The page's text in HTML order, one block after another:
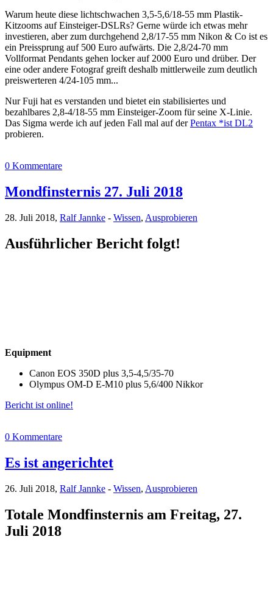
Warum heute diese lichtschwachen 3,5-5,6/18-55 mm Plastik-
Kitzooms auf Einsteiger-DSLRs? Gerne würde ich etwas mehr
investieren, aber zum durchgehend 2,8/17-55 mm Nikon & Co ist es
ein Preissprung auf 500 Euro aufwärts. Die 2,8/24-70 mm
Vollformat Pendants gehen locker auf 2000 Euro und drüber. Der
eine oder andere Fotograf greift deshalb mittlerweile zum deutlich
preiswerteren 4/24-105 mm...
Nur Fuji hat es verstanden und bietet ein stabilisiertes und
bezahlbares 2,8-4/18-55 mm Einsteiger-Zoom für seine X-Linie.
Das Sigma werde ich auf jeden Fall mal auf derPentax *ist DL2
probieren.
0 Kommentare
Mondfinsternis 27. Juli 2018
28. Juli 2018, Ralf Jannke - Wissen, Ausprobieren
Ausführlicher Bericht folgt!
Equipment
Canon EOS 350D plus 3,5-4,5/35-70
Olympus OM-D E-M10 plus 5,6/400 Nikkor
Bericht ist online!
0 Kommentare
Es ist angerichtet
26. Juli 2018, Ralf Jannke - Wissen, Ausprobieren
Totale Mondfinsternis am Freitag, 27.
Juli 2018